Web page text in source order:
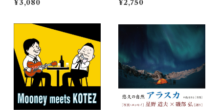
¥3,080 ¥2,750